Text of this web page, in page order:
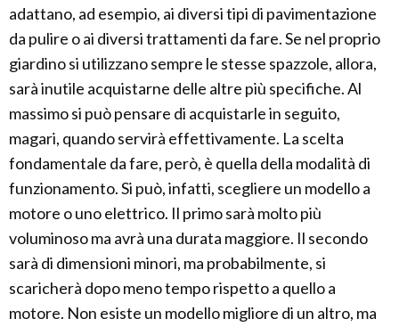
adattano, ad esempio, ai diversi tipi di pavimentazione
da pulire o ai diversi trattamenti da fare. Se nel proprio
giardino si utilizzano sempre le stesse spazzole, allora,
sarà inutile acquistarne delle altre più specifiche. Al
massimo si può pensare di acquistarle in seguito,
magari, quando servirà effettivamente. La scelta
fondamentale da fare, però, è quella della modalità di
funzionamento. Si può, infatti, scegliere un modello a
motore o uno elettrico. Il primo sarà molto più
voluminoso ma avrà una durata maggiore. Il secondo
sarà di dimensioni minori, ma probabilmente, si
scaricherà dopo meno tempo rispetto a quello a
motore. Non esiste un modello migliore di un altro, ma